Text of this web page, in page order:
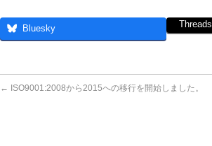
Bluesky Threads
← ISO9001:2008から2015への移行を開始しました。